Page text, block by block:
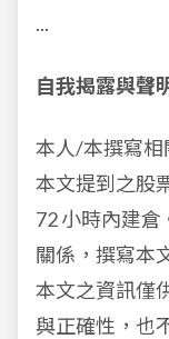
...
自我揭露與聲
本人/本撰寫相
本文提到之股
72 小時內建
關係，撰寫本
本文之資訊僅
與正確性，也